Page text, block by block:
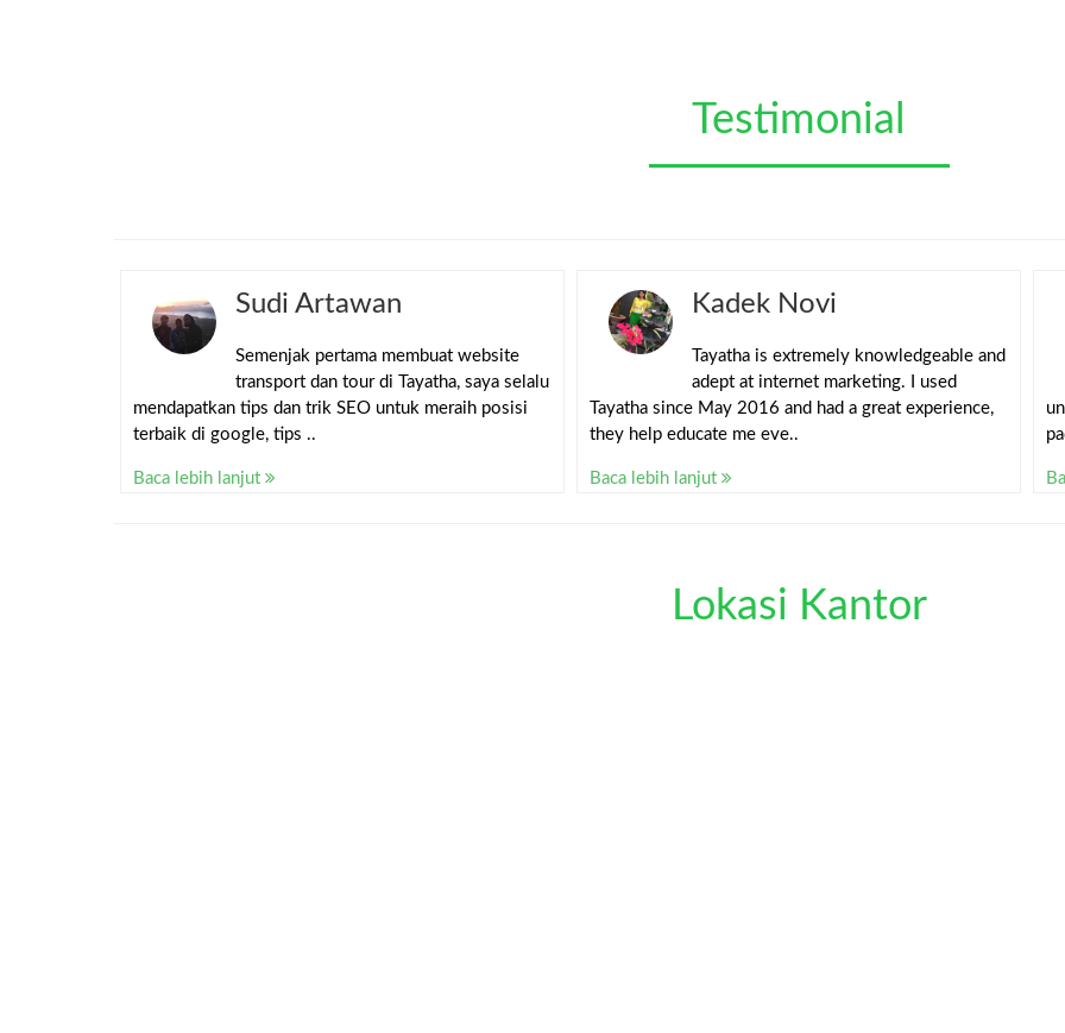
Testimonial
Sudi Artawan
Semenjak pertama membuat website
transport dan tour di Tayatha, saya selalu
mendapatkan tips dan trik SEO untuk meraih posisi
terbaik di google, tips ..
Baca lebih lanjut
Kadek Novi
Tayatha is extremely knowledgeable and
adept at internet marketing. I used
Tayatha since May 2016 and had a great experience,
they help educate me eve..
Baca lebih lanjut
Lokasi Kantor